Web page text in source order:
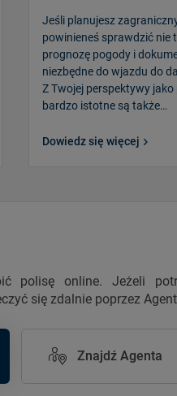
Jeśli planujesz
powinieneś sprawdzić nie
prognozę pogody i
niezbędne do wjazdu do
Z Twojej perspektywy
bardzo istotne są także…
Dowiedz się więcej
polisę online. Jeżeli
się zdalnie poprzez
Znajdź Agenta